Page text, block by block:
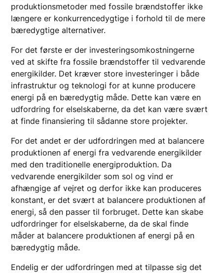
produktionsmetoder med fossile brændstoffer ikke
længere er konkurrencedygtige i forhold til de mere
bæredygtige alternativer.
For det første er der investeringsomkostningerne
ved at skifte fra fossile brændstoffer til vedvarende
energikilder. Det kræver store investeringer i både
infrastruktur og teknologi for at kunne producere
energi på en bæredygtig måde. Dette kan være en
udfordring for elselskaberne, da det kan være svært
at finde finansiering til sådanne store projekter.
For det andet er der udfordringen med at balancere
produktionen af energi fra vedvarende energikilder
med den traditionelle energiproduktion. Da
vedvarende energikilder som sol og vind er
afhængige af vejret og derfor ikke kan produceres
konstant, er det svært at balancere produktionen af
energi, så den passer til forbruget. Dette kan skabe
udfordringer for elselskaberne, da de skal finde
måder at balancere produktionen af energi på en
bæredygtig måde.
Endelig er der udfordringen med at tilpasse sig det